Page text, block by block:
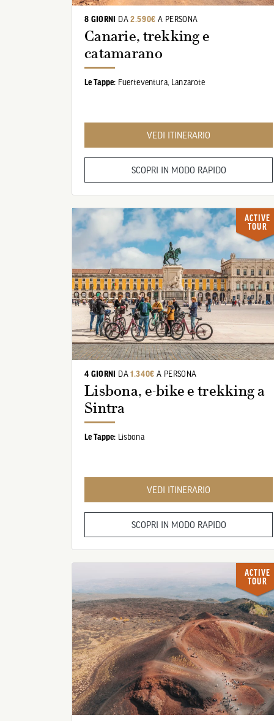
8 GIORNI DA2.590€ A PERSONA
Canarie, trekking e
catamarano
Le Tappe: Fuerteventura, Lanzarote
VEDI ITINERARIO
SCOPRI IN MODO RAPIDO
ACTIVE
TOUR
4 GIORNI DA1.340€ A PERSONA
Lisbona, e-bike e trekking a
Sintra
Le Tappe: Lisbona
VEDI ITINERARIO
SCOPRI IN MODO RAPIDO
ACTIVE
TOUR